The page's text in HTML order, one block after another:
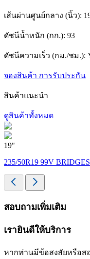
เส้นผ่านศูนย์กลาง (นิ้ว):
ดัชนีน้ำหนัก (กก.): 93
ดัชนีความเร็ว (กม./ชม.):
จองสินค้า การรับประกัน
สินค้าแนะนำ
ดูสินค้าทั้งหมด
19"
235/50R19 99V
สอบถามเพิ่มเติม
เรายินดีให้บริการ
หากท่านมีข้อสงสัยหรือส